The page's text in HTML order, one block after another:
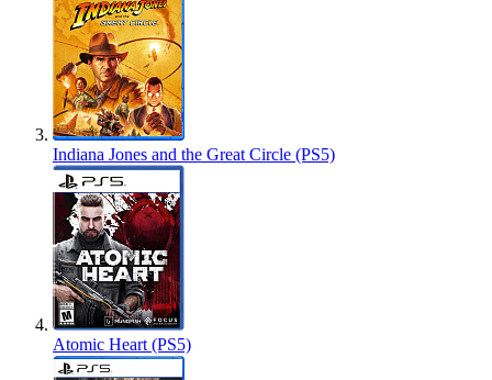
Indiana Jones and the Great Circle (PS5)
Atomic Heart (PS5)